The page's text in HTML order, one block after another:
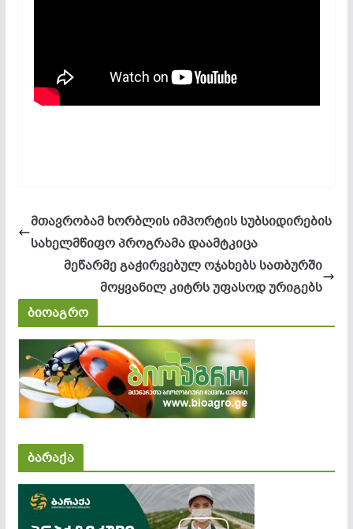
მთავრობამ ხორბლის იმპორტის სუბსიდირების
სახელმწიფო პროგრამა დაამტკიცა
მეწარმე გაჭირვებულ ოჯახებს სათბურში
მოყვანილ კიტრს უფასოდ ურიგებს
ბიოაგრო
ბარაქა